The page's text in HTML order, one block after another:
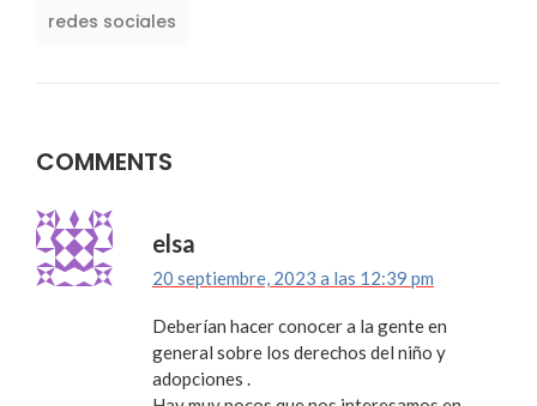
redes sociales
COMMENTS
elsa
20 septiembre, 2023 a las 12:39 pm
Deberían hacer conocer a la gente en
general sobre los derechos del niño y
adopciones .